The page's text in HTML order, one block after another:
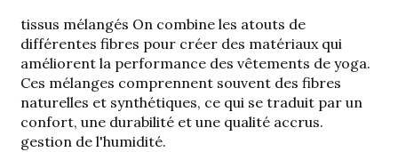
tissus mélangés On combine les atouts de
différentes fibres pour créer des matériaux qui
améliorent la performance des vêtements de yoga.
Ces mélanges comprennent souvent des fibres
naturelles et synthétiques, ce qui se traduit par un
confort, une durabilité et une qualité accrus.
gestion de l'humidité.